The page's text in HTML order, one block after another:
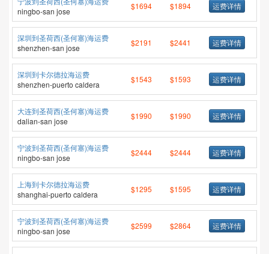
ningbo-san jose
$1694 $1894 运费详情
深圳到圣荷西(圣何塞)海运费
shenzhen-san jose
$2191 $2441 运费详情
深圳到卡尔德拉海运费
shenzhen-puerto caldera
$1543 $1593 运费详情
大连到圣荷西(圣何塞)海运费
dalian-san jose
$1990 $1990 运费详情
宁波到圣荷西(圣何塞)海运费
ningbo-san jose
$2444 $2444 运费详情
上海到卡尔德拉海运费
shanghai-puerto caldera
$1295 $1595 运费详情
宁波到圣荷西(圣何塞)海运费
ningbo-san jose
$2599 $2864 运费详情